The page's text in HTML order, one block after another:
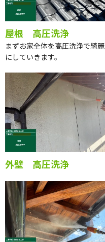
屋根 高圧洗浄
まずお家全体を高圧洗浄で綺麗
にしていきます。
外壁 高圧洗浄